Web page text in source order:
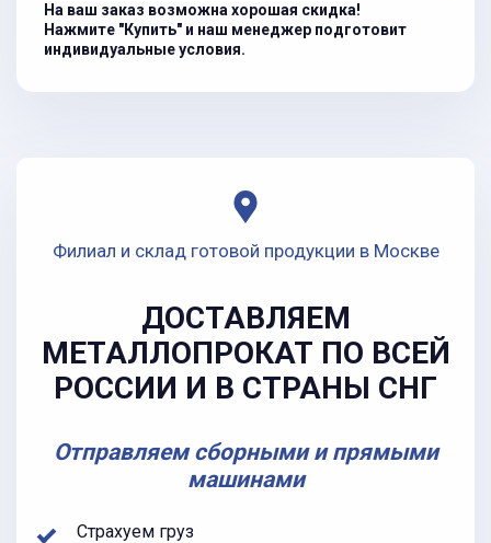
На ваш заказ возможна хорошая скидка!
Нажмите "Купить" и наш менеджер подготовит
индивидуальные условия.
Филиал и склад готовой продукции в Москве
ДОСТАВЛЯЕМ
МЕТАЛЛОПРОКАТ ПО ВСЕЙ
РОССИИ И В СТРАНЫ СНГ
Отправляем сборными и прямыми
машинами
Страхуем груз